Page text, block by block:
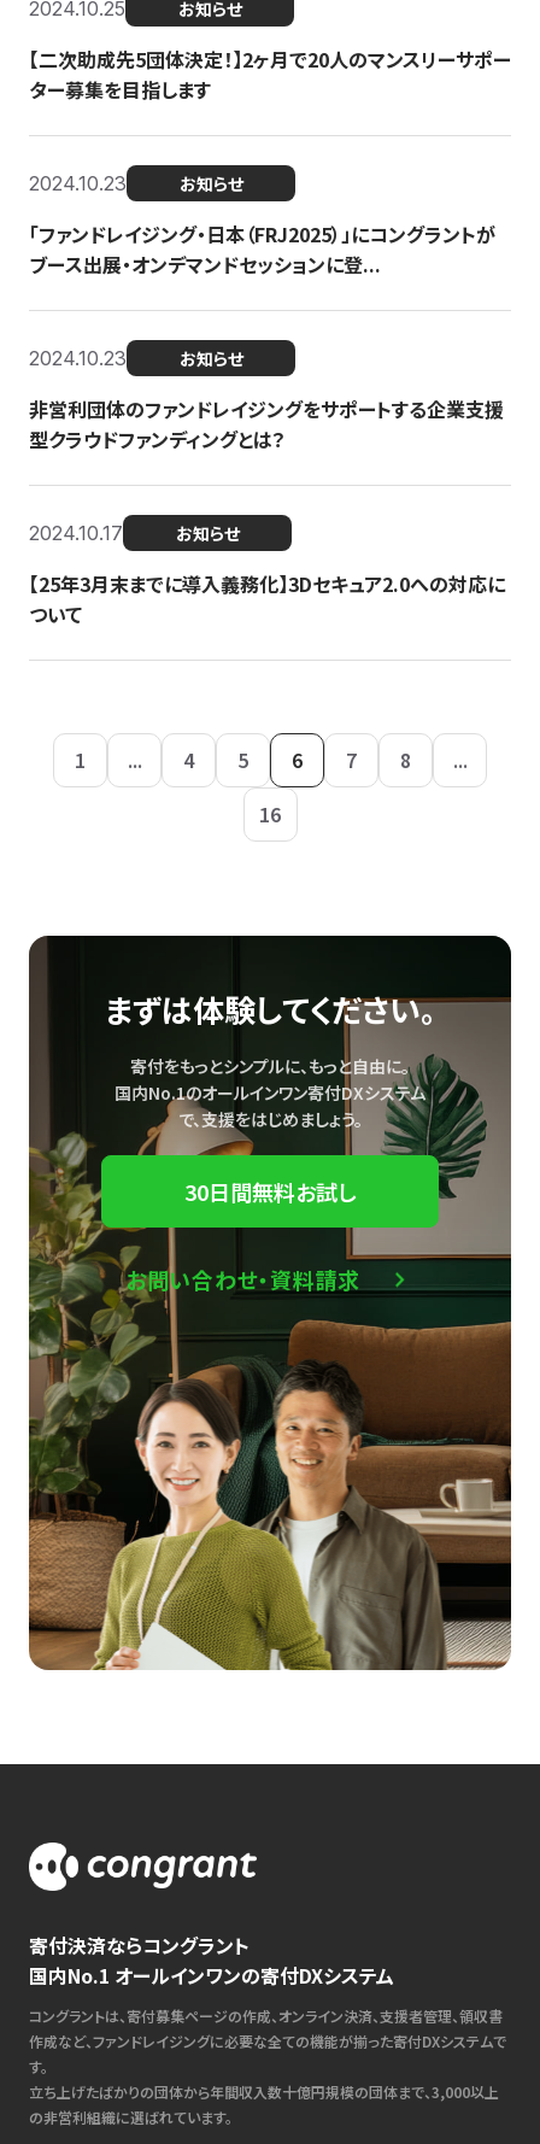
2024.10.25 お知らせ
【二次助成先5団体決定！】2ヶ月で20人のマンスリーサポー
ター募集を目指します
2024.10.23 お知らせ
「ファンドレイジング・日本（FRJ2025）」にコングラントが
ブース出展・オンデマンドセッションに登...
2024.10.23 お知らせ
非営利団体のファンドレイジングをサポートする企業支援
型クラウドファンディングとは？
2024.10.17 お知らせ
【25年3月末までに導入義務化】3Dセキュア2.0への対応に
ついて
1 ... 4 5 6 7 8
...
16
まずは体験してください。
寄付をもっとシンプルに、もっと自由に。
国内No.1のオールインワン寄付DXシステム
で、支援をはじめましょう。
30日間無料お試し
お問い合わせ・資料請求
寄付決済ならコングラント
国内No.1 オールインワンの寄付DXシステム
コングラントは、寄付募集ページの作成、オンライン決済、支援者管理、領収書
作成など、ファンドレイジングに必要な全ての機能が揃った寄付DXシステムで
す。
立ち上げたばかりの団体から年間収入数十億円規模の団体まで、3,000以上
の非営利組織に選ばれています。